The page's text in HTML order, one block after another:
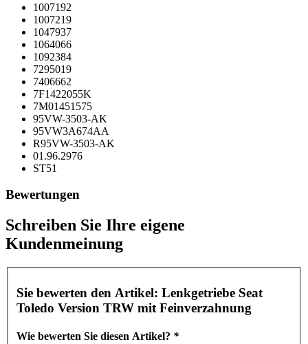
1007192
1007219
1047937
1064066
1092384
7295019
7406662
7F1422055K
7M01451575
95VW-3503-AK
95VW3A674AA
R95VW-3503-AK
01.96.2976
ST51
Bewertungen
Schreiben Sie Ihre eigene
Kundenmeinung
Sie bewerten den Artikel: Lenkgetriebe Seat
Toledo Version TRW mit Feinverzahnung
Wie bewerten Sie diesen Artikel? *